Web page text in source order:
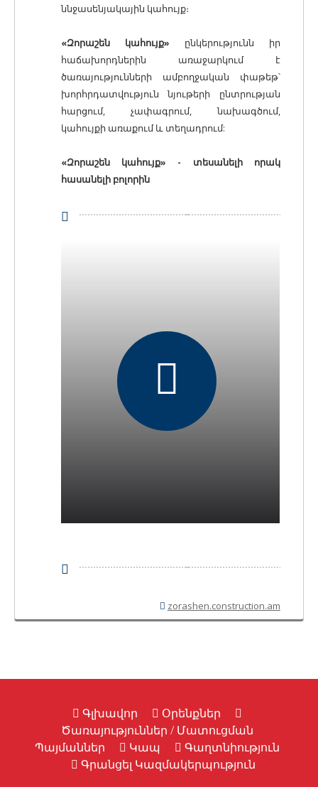
ննջասենյակային կահույք։
«Զորաշեն կահույք» ընկերությունն իր
հաճախորդներին առաջարկում է
ծառայությունների ամբողջական փաթեթ՝
խորհրդատվություն նյութերի ընտրության
հարցում, չափագրում, նախագծում,
կահույքի առաքում և տեղադրում:
«Զորաշեն կահույք» - տեսանելի որակ
հասանելի բոլորին
zorashen.construction.am
Գլխավոր
Օրենքներ
Ծառայություններ / Մատուցման
Պայմաններ
Կապ
Գաղտնիություն
Գրանցել Կազմակերպություն